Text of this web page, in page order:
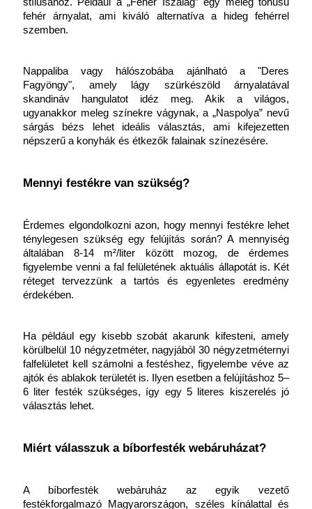
fehér árnyalat, ami kiváló alternatíva a hideg fehérrel
szemben.
Nappaliba vagy hálószobába ajánlható a "Deres
Fagyöngy", amely lágy szürkészöld árnyalatával
skandináv hangulatot idéz meg. Akik a világos,
ugyanakkor meleg színekre vágynak, a „Naspolya” nevű
sárgás bézs lehet ideális választás, ami kifejezetten
népszerű a konyhák és étkezők falainak színezésére.
Mennyi festékre van szükség?
Érdemes elgondolkozni azon, hogy mennyi festékre lehet
ténylegesen szükség egy felújítás során? A mennyiség
általában 8-14 m²/liter között mozog, de érdemes
figyelembe venni a fal felületének aktuális állapotát is. Két
réteget tervezzünk a tartós és egyenletes eredmény
érdekében.
Ha például egy kisebb szobát akarunk kifesteni, amely
körülbelül 10 négyzetméter, nagyjából 30 négyzetméternyi
falfelületet kell számolni a festéshez, figyelembe véve az
ajtók és ablakok területét is. Ilyen esetben a felújításhoz 5–
6 liter festék szükséges, így egy 5 literes kiszerelés jó
választás lehet.
Miért válasszuk a bíborfesték webáruházat?
A bíborfesték webáruház az egyik vezető
festékforgalmazó Magyarországon, széles kínálattal és